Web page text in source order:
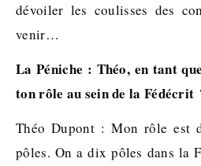
dévoiler les coulisses des
venir…
La Péniche : Théo, en tant
ton rôle au sein de la Fédécrit
Théo Dupont : Mon rôle est
pôles. On a dix pôles dans la